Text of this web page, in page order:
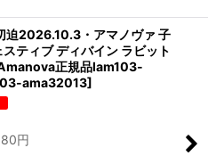
迫2026.10.3・アマノヴァ 子
ティブ ディバイン ラビット
正規品lam103-
ama32013]
円